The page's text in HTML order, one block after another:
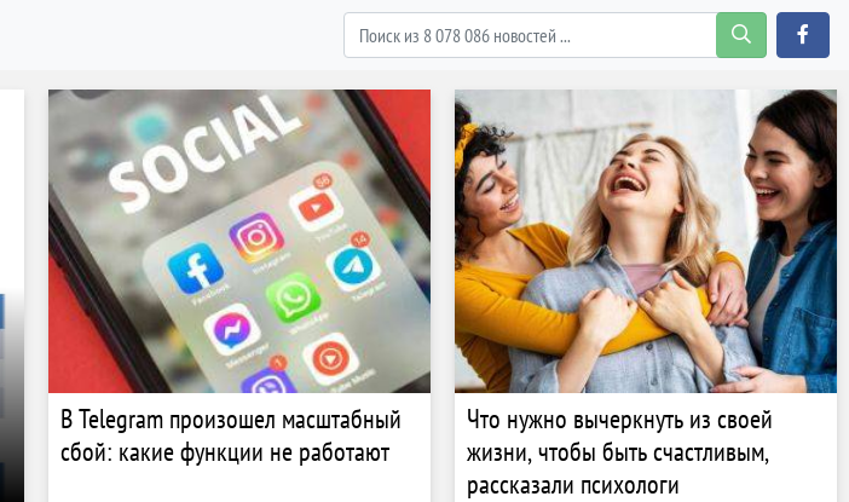
В Telegram произошел масштабный
сбой: какие функции не работают
Что нужно вычеркнуть из своей
жизни, чтобы быть счастливым,
рассказали психологи